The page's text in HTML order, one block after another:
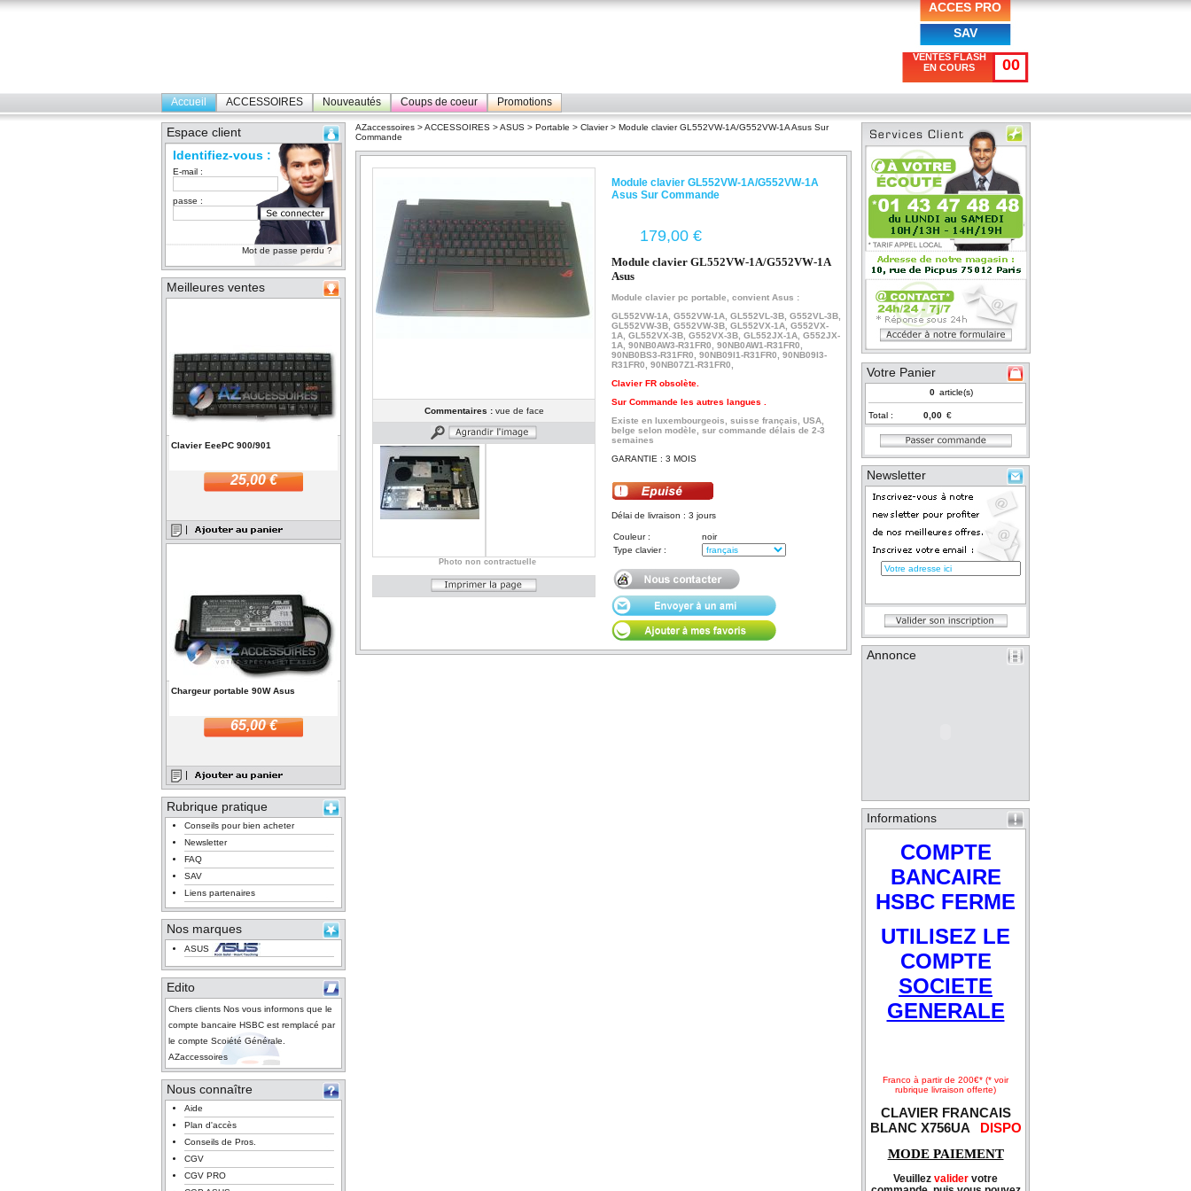
ACCES PRO
SAV
VENTES FLASH
EN COURS
00
Accueil ACCESSOIRES Nouveautés Coups de coeur Promotions
Espace client
Identifiez-vous :
E-mail :
passe :
Mot de passe perdu ?
Meilleures ventes
Clavier EeePC 900/901
25,00 €
Chargeur portable 90W Asus
65,00 €
Rubrique pratique
Conseils pour bien acheter
Newsletter
FAQ
SAV
Liens partenaires
Nos marques
ASUS
Edito
Chers clients Nos vous informons que le
compte bancaire HSBC est remplacé par
le compte Scoiété Générale.
AZaccessoires
Nous connaître
Aide
Plan d'accès
Conseils de Pros.
CGV
CGV PRO
AZaccessoires >ACCESSOIRES >ASUS > Portable > Clavier> Module clavier GL552VW-1A/G552VW-1A Asus Sur
Commande
Commentaires :vue de face
Photo non contractuelle
Module clavier GL552VW-1A/G552VW-1A
Asus Sur Commande
€
Module clavier GL552VW-1A/G552VW-1A
Asus
Module clavier pc portable, convient Asus :
GL552VW-1A, G552VW-1A, GL552VL-3B, G552VL-3B,
GL552VW-3B, G552VW-3B, GL552VX-1A, G552VX-
1A, GL552VX-3B, G552VX-3B, GL552JX-1A, G552JX-
1A, 90NB0AW3-R31FR0, 90NB0AW1-R31FR0,
90NB0BS3-R31FR0, 90NB09I1-R31FR0, 90NB09I3-
R31FR0, 90NB07Z1-R31FR0,
Clavier FR obsolète.
Sur Commande les autres langues .
Existe en luxembourgeois, suisse français, USA,
belge selon modèle, sur commande délais de 2-3
semaines
GARANTIE : 3 MOIS
Délai de livraison : 3 jours
Couleur :
noir
Type clavier :
Votre Panier
article(s)
Total : €
Newsletter
Annonce
Informations
COMPTE
BANCAIRE
HSBC FERME
UTILISEZ LE
COMPTE
SOCIETE
GENERALE
Franco à partir de 200€* (* voir
rubrique livraison offerte)
CLAVIER FRANCAIS
BLANC X756UA DISPO
MODE PAIEMENT
Veuillez valider votre